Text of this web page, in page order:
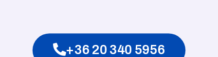
+36 20 340 5956